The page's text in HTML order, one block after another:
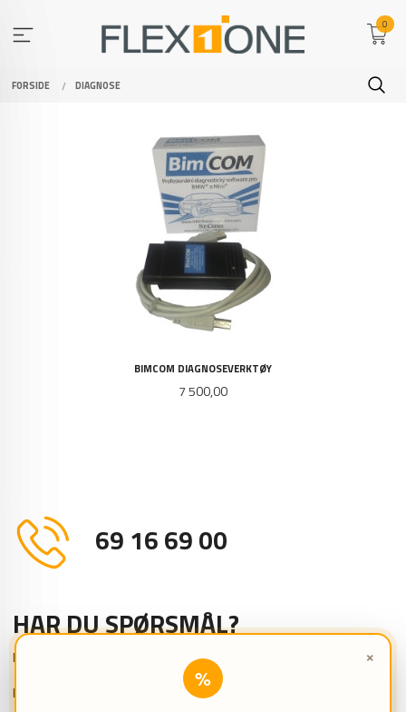
×
%
innholdet
0
FORSIDE DIAGNOSE
BIMCOM DIAGNOSEVERKTØY
Pris
7 500,00
69 16 69 00
HAR DU SPØRSMÅL?
Da er du velkommen til å kontakte oss.
Kontoret er åpent mandag - fredag kl 8.00 - 16.00